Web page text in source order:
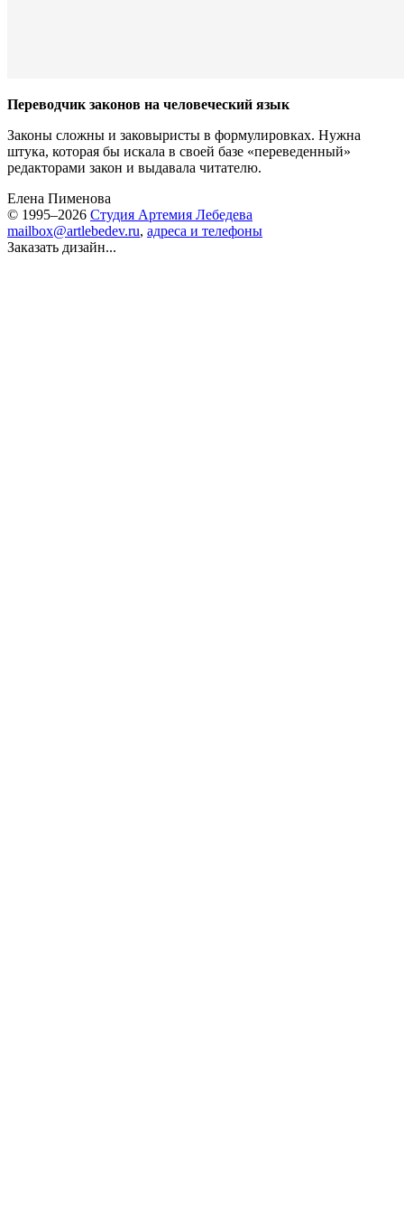
Переводчик законов на человеческий язык
Законы сложны и заковыристы в формулировках. Нужна
штука, которая бы искала в своей базе «переведенный»
редакторами закон и выдавала читателю.
Елена Пименова
© 1995–2026 Студия Артемия Лебедева
mailbox@artlebedev.ru, адреса и телефоны
Заказать дизайн...